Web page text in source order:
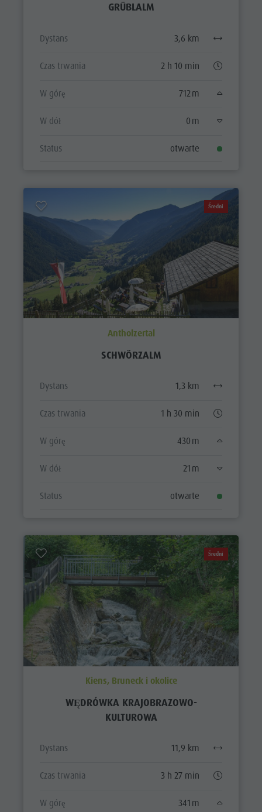
GRÜBLALM
Dystans 3,6 km
Czas trwania 2 h 10 min
W górę 712 m
W dół 0 m
Status otwarte
Średni
Antholzertal
SCHWÖRZALM
Dystans 1,3 km
Czas trwania 1 h 30 min
W górę 430 m
W dół 21 m
Status otwarte
Średni
Kiens, Bruneck i okolice
WĘDRÓWKA KRAJOBRAZOWO-
KULTUROWA
Dystans 11,9 km
Czas trwania 3 h 27 min
W górę 341 m